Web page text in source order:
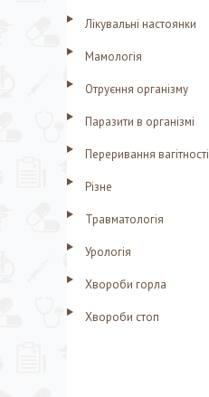
Лікувальні настоянки
Мамологія
Отруєння організму
Паразити в організмі
Переривання вагітності
Різне
Травматологія
Урологія
Хвороби горла
Хвороби стоп